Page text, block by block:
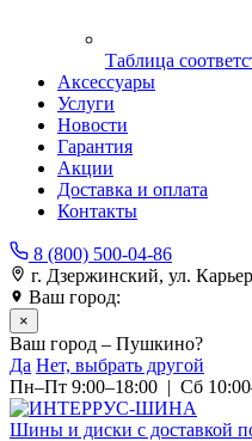
Таблица
Аксессуары
Услуги
Новости
Гарантия
Акции
Доставка и оплата
Контакты
8 (800) 500-04-86
г. Дзержинский, ул.
Ваш город:
×
Ваш город – Пушкино?
Да Нет, выбрать другой
Пн–Пт 9:00–18:00 | Сб
Шины и диски с доставкой